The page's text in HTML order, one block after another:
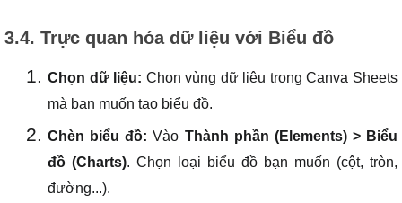
3.4. Trực quan hóa dữ liệu với Biểu đồ
Chọn dữ liệu: Chọn vùng dữ liệu trong Canva Sheets
mà bạn muốn tạo biểu đồ.
Chèn biểu đồ: Vào Thành phần (Elements) > Biểu
đồ (Charts). Chọn loại biểu đồ bạn muốn (cột, tròn,
đường...).